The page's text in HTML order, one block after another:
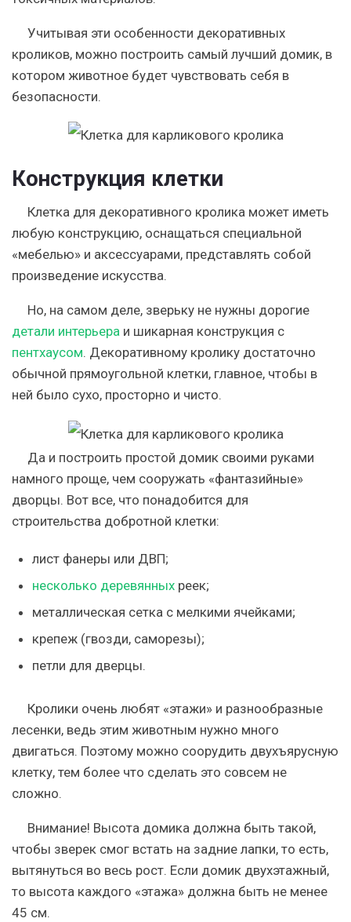
Учитывая эти особенности декоративных
кроликов, можно построить самый лучший домик, в
котором животное будет чувствовать себя в
безопасности.
Конструкция клетки
Клетка для декоративного кролика может иметь
любую конструкцию, оснащаться специальной
«мебелью» и аксессуарами, представлять собой
произведение искусства.
Но, на самом деле, зверьку не нужны дорогие
детали интерьера и шикарная конструкция с
пентхаусом. Декоративному кролику достаточно
обычной прямоугольной клетки, главное, чтобы в
ней было сухо, просторно и чисто.
Да и построить простой домик своими руками
намного проще, чем сооружать «фантазийные»
дворцы. Вот все, что понадобится для
строительства добротной клетки:
лист фанеры или ДВП;
несколько деревянныхреек;
металлическая сетка с мелкими ячейками;
крепеж (гвозди, саморезы);
петли для дверцы.
Кролики очень любят «этажи» и разнообразные
лесенки, ведь этим животным нужно много
двигаться. Поэтому можно соорудить двухъярусную
клетку, тем более что сделать это совсем не
сложно.
Внимание! Высота домика должна быть такой,
чтобы зверек смог встать на задние лапки, то есть,
вытянуться во весь рост. Если домик двухэтажный,
то высота каждого «этажа» должна быть не менее
45 см.